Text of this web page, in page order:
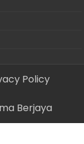
Policy
Berjaya